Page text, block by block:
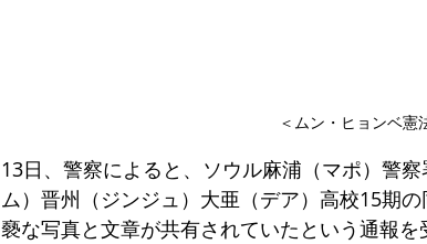
＜ムン・ヒョンベ憲
13日、警察によると、ソウル麻浦（マポ）警
ム）晋州（ジンジュ）大亜（デア）高校15期
褻な写真と文章が共有されていたという通報を